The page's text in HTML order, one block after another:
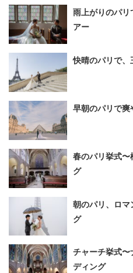
雨上がりのパリ
アー
快晴のパリで
早朝のパリで
春のパリ挙式
グ
朝のパリ、ロ
グ
チャーチ挙式〜
ディング